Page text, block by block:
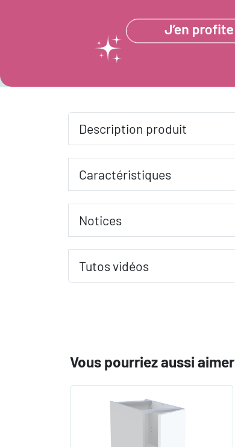
Description produit
Caractéristiques
Notices
Tutos vidéos
Vous pourriez aussi aimer